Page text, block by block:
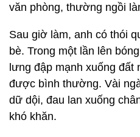
văn phòng, thường ngồi
Sau giờ làm, anh có thói
bè. Trong một lần lên
lưng đập mạnh xuống đất
được bình thường. Vài
dữ dội, đau lan xuống
khó khăn.